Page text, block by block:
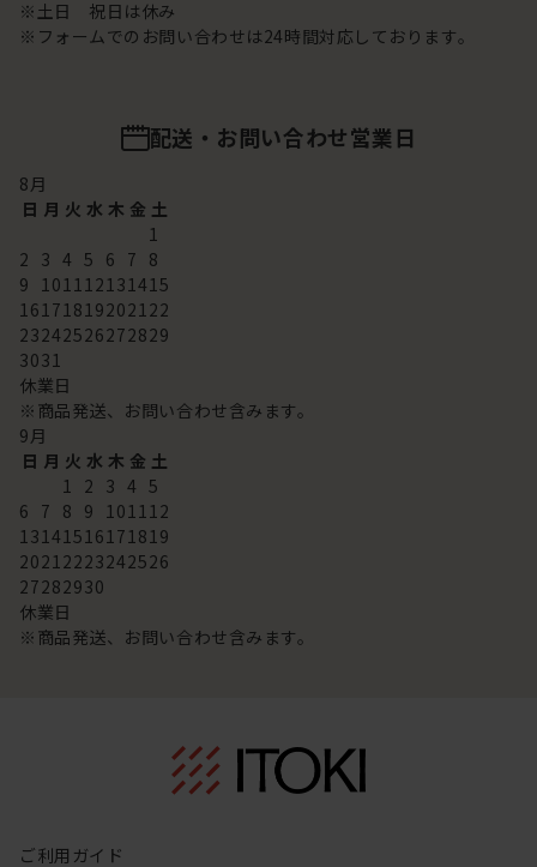
※土日 祝日は休み
※フォームでのお問い合わせは24時間対応しております。
配送・お問い合わせ営業日
8月
日 月 火 水 木 金 土
1
2 3 4 5 6 7 8
9 101112131415
16171819202122
23242526272829
3031
休業日
※商品発送、お問い合わせ含みます。
9月
日 月 火 水 木 金 土
1 2 3 4 5
6 7 8 9 101112
13141516171819
20212223242526
27282930
休業日
※商品発送、お問い合わせ含みます。
ご利用ガイド